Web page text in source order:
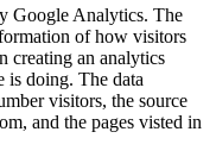
Google Analytics. The
of how visitors
creating an analytics
is doing. The data
visitors, the source
and the pages visted in